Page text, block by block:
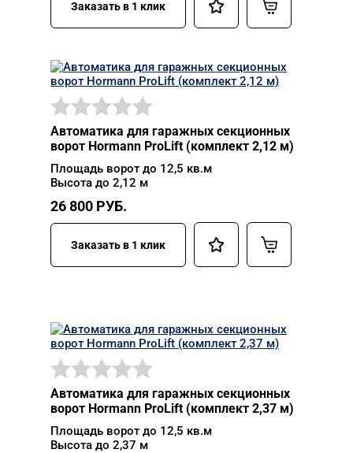
Заказать в 1 клик
Автоматика для гаражных секционных
ворот Hormann ProLift (комплект 2,12 м)
Площадь ворот до 12,5 кв.м
Высота до 2,12 м
26 800 РУБ.
Заказать в 1 клик
Автоматика для гаражных секционных
ворот Hormann ProLift (комплект 2,37 м)
Площадь ворот до 12,5 кв.м
Высота до 2,37 м